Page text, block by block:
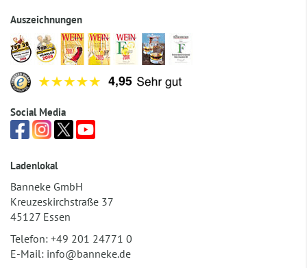
Auszeichnungen
Social Media
Ladenlokal
Banneke GmbH
Kreuzeskirchstraße 37
45127 Essen
Telefon: +49 201 24771 0
E-Mail: info@banneke.de